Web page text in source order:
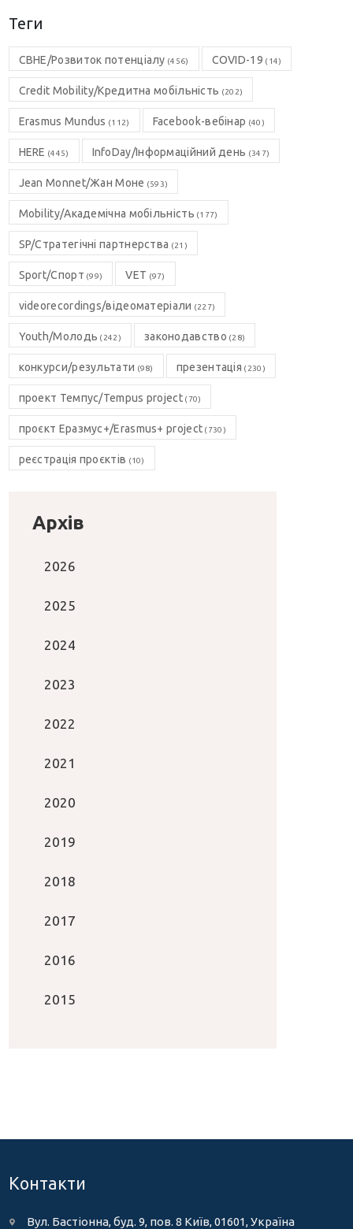
Теги
CBHE/Розвиток потенціалу (456) COVID-19 (14)
Credit Mobility/Кредитна мобільність (202)
Erasmus Mundus (112) Facebook-вебінар (40)
HERE (445) InfoDay/Інформаційний день (347)
Jean Monnet/Жан Моне (593)
Mobility/Академічна мобільність (177)
SP/Стратегічні партнерства (21)
Sport/Спорт (99) VET (97)
videorecordings/відеоматеріали (227)
Youth/Молодь (242) законодавство (28)
конкурси/результати (98) презентація (230)
проект Темпус/Tempus project(70)
проєкт Еразмус+/Erasmus+ project (730)
реєстрація проєктів (10)
Архів
2026
2025
2024
2023
2022
2021
2020
2019
2018
2017
2016
2015
Контакти
Вул. Бастіонна, буд. 9, пов. 8 Київ, 01601, Україна